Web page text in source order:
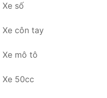
Xe số
Xe côn tay
Xe mô tô
Xe 50cc